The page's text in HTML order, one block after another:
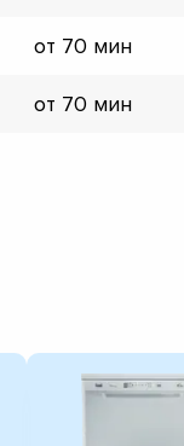
от 70 мин
от 70 мин